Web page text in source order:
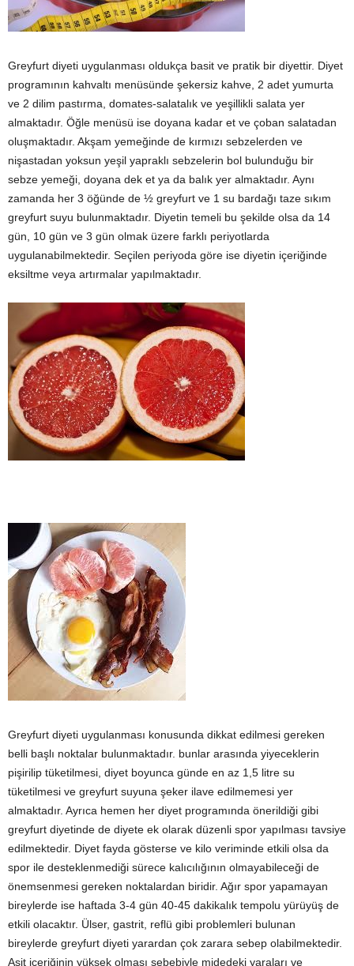
Greyfurt diyeti uygulanması oldukça basit ve pratik bir diyettir. Diyet
programının kahvaltı menüsünde şekersiz kahve, 2 adet yumurta
ve 2 dilim pastırma, domates-salatalık ve yeşillikli salata yer
almaktadır. Öğle menüsü ise doyana kadar et ve çoban salatadan
oluşmaktadır. Akşam yemeğinde de kırmızı sebzelerden ve
nişastadan yoksun yeşil yapraklı sebzelerin bol bulunduğu bir
sebze yemeği, doyana dek et ya da balık yer almaktadır. Aynı
zamanda her 3 öğünde de ½ greyfurt ve 1 su bardağı taze sıkım
greyfurt suyu bulunmaktadır. Diyetin temeli bu şekilde olsa da 14
gün, 10 gün ve 3 gün olmak üzere farklı periyotlarda
uygulanabilmektedir. Seçilen periyoda göre ise diyetin içeriğinde
eksiltme veya artırmalar yapılmaktadır.
Greyfurt diyeti uygulanması konusunda dikkat edilmesi gereken
belli başlı noktalar bulunmaktadır. bunlar arasında yiyeceklerin
pişirilip tüketilmesi, diyet boyunca günde en az 1,5 litre su
tüketilmesi ve greyfurt suyuna şeker ilave edilmemesi yer
almaktadır. Ayrıca hemen her diyet programında önerildiği gibi
greyfurt diyetinde de diyete ek olarak düzenli spor yapılması tavsiye
edilmektedir. Diyet fayda gösterse ve kilo veriminde etkili olsa da
spor ile desteklenmediği sürece kalıcılığının olmayabileceği de
önemsenmesi gereken noktalardan biridir. Ağır spor yapamayan
bireylerde ise haftada 3-4 gün 40-45 dakikalık tempolu yürüyüş de
etkili olacaktır. Ülser, gastrit, reflü gibi problemleri bulunan
bireylerde greyfurt diyeti yarardan çok zarara sebep olabilmektedir.
Asit içeriğinin yüksek olması sebebiyle midedeki yaraları ve